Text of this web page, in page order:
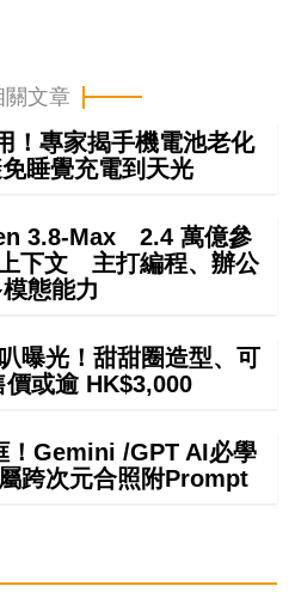
關文章
！專家揭手機電池老化
睡覺充電到天光
3.8-Max 2.4 萬億參
下文 主打編程、辦公
態能力
曝光！甜甜圈造型、可
或逾 HK$3,000
！Gemini /GPT AI必學
跨次元合照附Prompt